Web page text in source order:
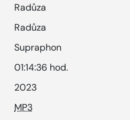
Radůza
Radůza
Supraphon
01:14:36 hod.
2023
MP3